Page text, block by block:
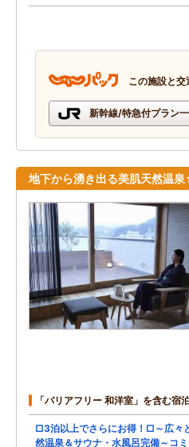
この施設と
新幹線/特急付プラン
地下から湧き出る美肌天然温
「バリアフリー 和洋室」を含む宿
□3泊以上でさらにお得！□～広々
然温泉＆サウナ・水風呂完備～コ